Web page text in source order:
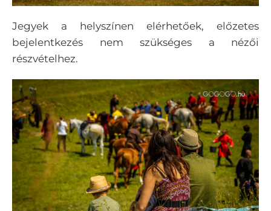
Jegyek a helyszínen elérhetőek, előzetes
bejelentkezés nem szükséges a nézői
részvételhez.